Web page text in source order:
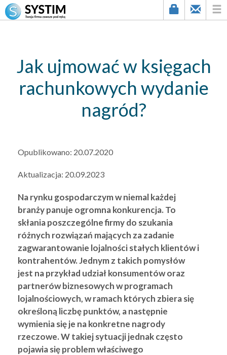
string(2) "54"
Jak ujmować w księgach
rachunkowych wydanie
nagród?
Opublikowano: 20.07.2020
Aktualizacja: 20.09.2023
Na rynku gospodarczym w niemal każdej
branży panuje ogromna konkurencja. To
skłania poszczególne firmy do szukania
różnych rozwiązań mających za zadanie
zagwarantowanie lojalności stałych klientów i
kontrahentów. Jednym z takich pomysłów
jest na przykład udział konsumentów oraz
partnerów biznesowych w programach
lojalnościowych, w ramach których zbiera się
określoną liczbę punktów, a następnie
wymienia się je na konkretne nagrody
rzeczowe. W takiej sytuacji jednak często
pojawia się problem właściwego